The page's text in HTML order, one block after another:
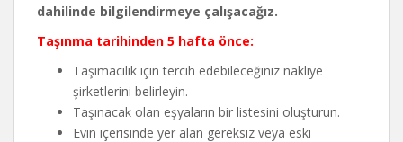
dahilinde bilgilendirmeye çalışacağız.
Taşınma tarihinden 5 hafta önce:
Taşımacılık için tercih edebileceğiniz nakliye
şirketlerini belirleyin.
Taşınacak olan eşyaların bir listesini oluşturun.
Evin içerisinde yer alan gereksiz veya eski